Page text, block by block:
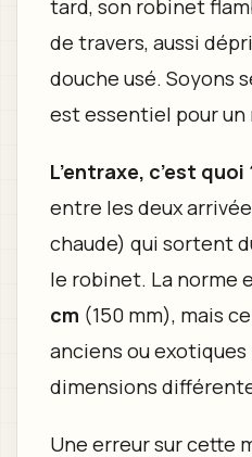
tard, son robinet
de travers, aussi
douche usé. Soyons
est essentiel pour un
L’entraxe, c’est quoi
entre les deux
chaude) qui sortent
le robinet. La norme
cm (150 mm), mais
anciens ou
dimensions
Une erreur sur cette